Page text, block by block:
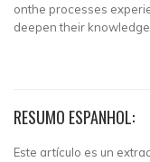
onthe processes
deepen their knowledge.
RESUMO ESPANHOL:
Este artículo es un